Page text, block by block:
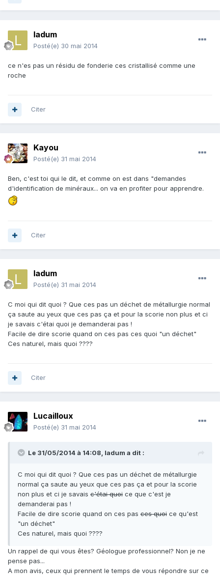
ladum
Posté(e) 30 mai 2014
ce n'es pas un résidu de fonderie ces cristallisé comme une
roche
Citer
Kayou
Posté(e) 31 mai 2014
Ben, c'est toi qui le dit, et comme on est dans "demandes
d'identification de minéraux... on va en profiter pour apprendre.
Citer
ladum
Posté(e) 31 mai 2014
C moi qui dit quoi ? Que ces pas un déchet de métallurgie normal
ça saute au yeux que ces pas ça et pour la scorie non plus et ci
je savais c'étai quoi je demanderai pas !
Facile de dire scorie quand on ces pas ces quoi "un déchet"
Ces naturel, mais quoi ????
Citer
Lucailloux
Posté(e) 31 mai 2014
Le 31/05/2014 à 14:08, ladum a dit :
C moi qui dit quoi ? Que ces pas un déchet de métallurgie
normal ça saute au yeux que ces pas ça et pour la scorie
non plus et ci je savais c'étai quoi ce que c'est je
demanderai pas !
Facile de dire scorie quand on ces pas ces quoi ce qu'est
"un déchet"
Ces naturel, mais quoi ????
Un rappel de qui vous êtes? Géologue professionnel? Non je ne
pense pas...
A mon avis, ceux qui prennent le temps de vous répondre sur ce